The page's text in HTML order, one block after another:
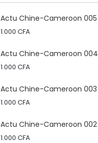
Actu Chine-Cameroon 005
1.000 CFA
Actu Chine-Cameroon 004
1.000 CFA
Actu Chine-Cameroon 003
1.000 CFA
Actu Chine-Cameroon 002
1.000 CFA